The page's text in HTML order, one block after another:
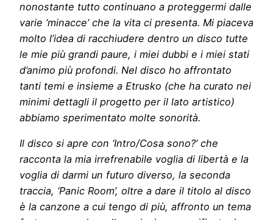
nonostante tutto continuano a proteggermi dalle
varie ‘minacce’ che la vita ci presenta. Mi piaceva
molto l’idea di racchiudere dentro un disco tutte
le mie più grandi paure, i miei dubbi e i miei stati
d’animo più profondi. Nel disco ho affrontato
tanti temi e insieme a Etrusko (che ha curato nei
minimi dettagli il progetto per il lato artistico)
abbiamo sperimentato molte sonorità.
Il disco si apre con ‘Intro/Cosa sono?’ che
racconta la mia irrefrenabile voglia di libertà e la
voglia di darmi un futuro diverso, la seconda
traccia, ‘Panic Room’, oltre a dare il titolo al disco
è la canzone a cui tengo di più, affronto un tema